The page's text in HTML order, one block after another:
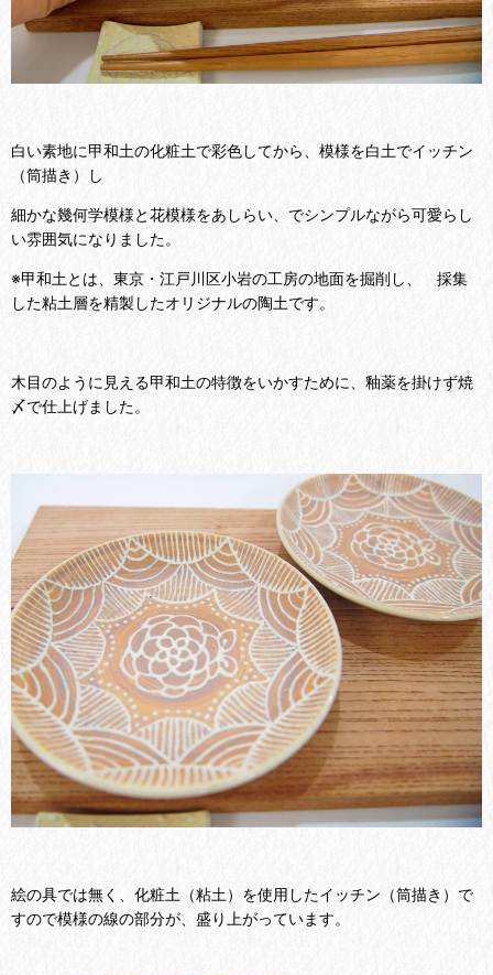
白い素地に甲和土の化粧土で彩色してから、模様を白土でイッチン
（筒描き）し
細かな幾何学模様と花模様をあしらい、でシンプルながら可愛らし
い雰囲気になりました。
※甲和土とは、東京・江戸川区小岩の工房の地面を掘削し、 採集
した粘土層を精製したオリジナルの陶土です。
木目のように見える甲和土の特徴をいかすために、釉薬を掛けず焼
〆で仕上げました。
絵の具では無く、化粧土（粘土）を使用したイッチン（筒描き）で
すので模様の線の部分が、盛り上がっています。